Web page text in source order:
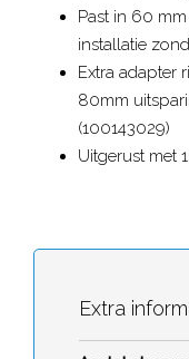
Past in 60
installatie
Extra adapter
80mm
(100143029)
Uitgerust met
Extra